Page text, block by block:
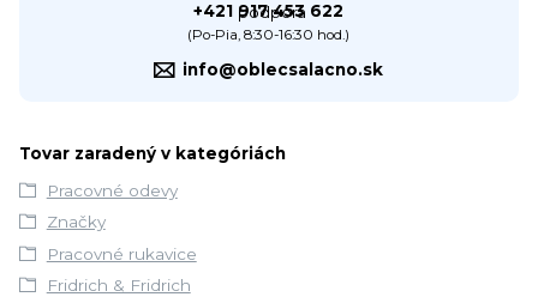
+421 917 453 622
(Po-Pia, 8:30-16:30 hod.)
info@oblecsalacno.sk
Tovar zaradený v kategóriách
Pracovné odevy
Značky
Pracovné rukavice
Fridrich & Fridrich